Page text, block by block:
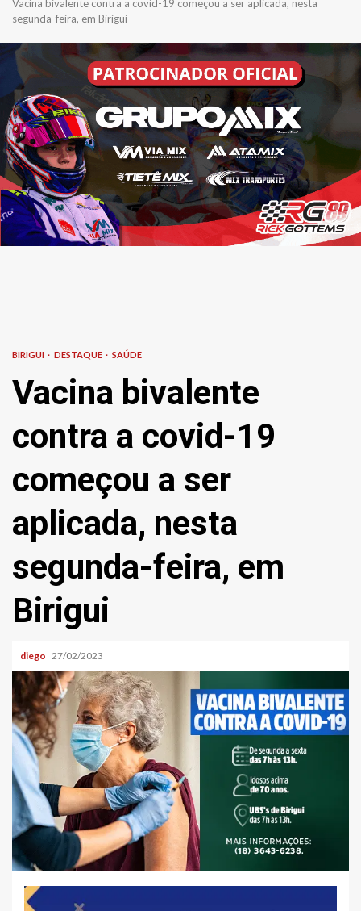
Vacina bivalente contra a covid-19 começou a ser aplicada, nesta
segunda-feira, em Birigui
BIRIGUI DESTAQUE SAÚDE
Vacina bivalente
contra a covid-19
começou a ser
aplicada, nesta
segunda-feira, em
Birigui
diego 27/02/2023